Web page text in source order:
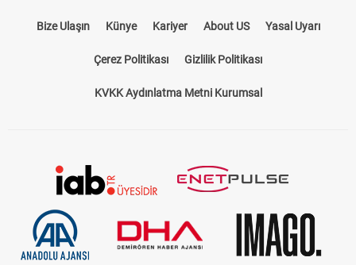
Bize Ulaşın Künye Kariyer About US Yasal Uyarı
Çerez Politikası Gizlilik Politikası
KVKK Aydınlatma Metni Kurumsal